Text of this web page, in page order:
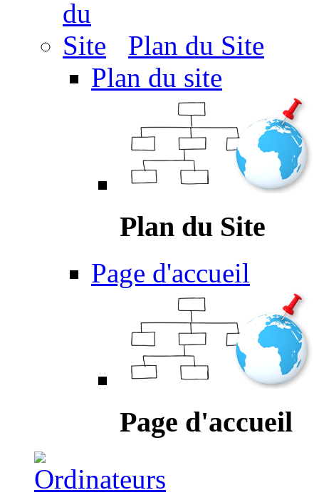
Plan du Site
Plan du site
Plan du Site
Page d'accueil
Page d'accueil